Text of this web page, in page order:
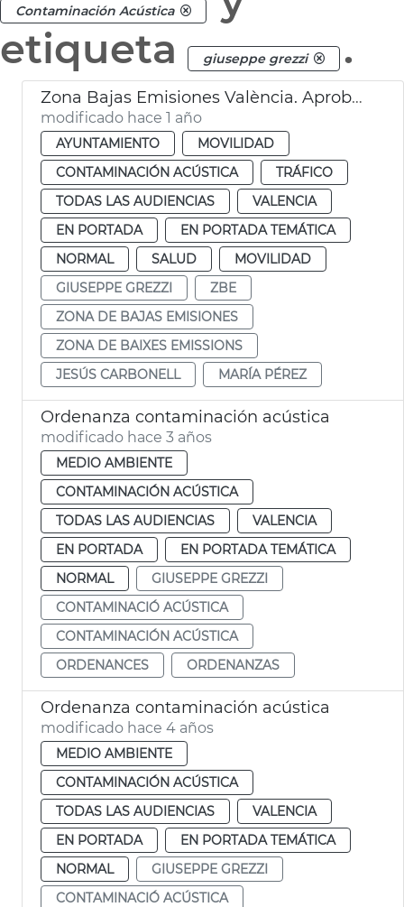
Contaminación Acústica
etiqueta
giuseppe grezzi .
Zona Bajas Emisiones València. Aprobación por el Pleno
modificado hace 1 año
AYUNTAMIENTO
MOVILIDAD
CONTAMINACIÓN ACÚSTICA
TRÁFICO
TODAS LAS AUDIENCIAS
VALENCIA
EN PORTADA
EN PORTADA TEMÁTICA
NORMAL
SALUD
MOVILIDAD
GIUSEPPE GREZZI
ZBE
ZONA DE BAJAS EMISIONES
ZONA DE BAIXES EMISSIONS
JESÚS CARBONELL
MARÍA PÉREZ
Ordenanza contaminación acústica
modificado hace 3 años
MEDIO AMBIENTE
CONTAMINACIÓN ACÚSTICA
TODAS LAS AUDIENCIAS
VALENCIA
EN PORTADA
EN PORTADA TEMÁTICA
NORMAL
GIUSEPPE GREZZI
CONTAMINACIÓ ACÚSTICA
CONTAMINACIÓN ACÚSTICA
ORDENANCES
ORDENANZAS
Ordenanza contaminación acústica
modificado hace 4 años
MEDIO AMBIENTE
CONTAMINACIÓN ACÚSTICA
TODAS LAS AUDIENCIAS
VALENCIA
EN PORTADA
EN PORTADA TEMÁTICA
NORMAL
GIUSEPPE GREZZI
CONTAMINACIÓ ACÚSTICA